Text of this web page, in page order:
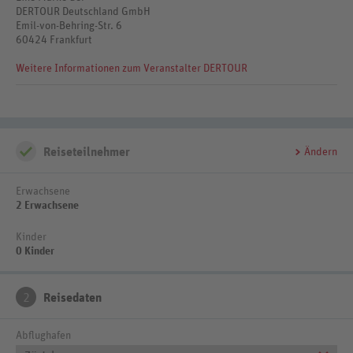
Flugmöglichkeiten und Preise erfahren Sie in Ihrem Reisebüro
DERTOUR Deutschland GmbH
Emil-von-Behring-Str. 6
60424 Frankfurt
Weitere Informationen zum Veranstalter DERTOUR
Reiseteilnehmer Ändern
Erwachsene
2 Erwachsene
Kinder
0 Kinder
2 Reisedaten
Abflughafen